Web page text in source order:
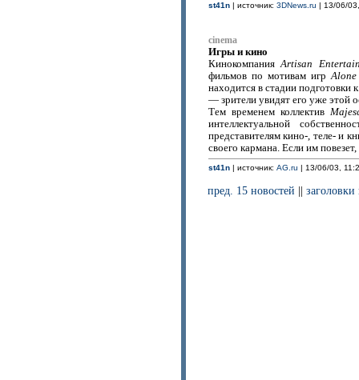
st41n| источник: 3DNews.ru | 13/06/
cinema
Игры и кино
КинокомпанияArtisan
фильмов по мотивам игр
находится в стадии подготовки
— зрители увидят его уже этой
Тем временем коллектив
интеллектуальной
представителям кино-, теле- и
своего кармана. Если им
st41n| источник: AG.ru | 13/06/03,
пред. 15 новостей ||заголовки